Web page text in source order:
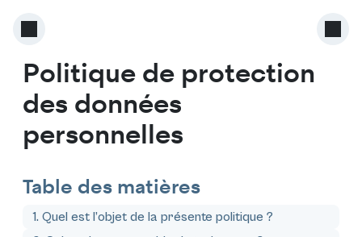
Politique de protection
des données
personnelles
Table des matières
1. Quel est l’objet de la présente politique ?